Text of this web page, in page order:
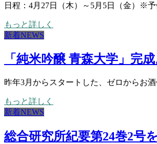
日程：4月27日（木）～5月5日（金）※
もっと詳しく
新着NEWS
「純米吟醸 青森大学」完
昨年3月からスタートした、ゼロからお
もっと詳しく
新着NEWS
総合研究所紀要第24巻2号